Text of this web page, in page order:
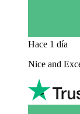
Hace 1 día
Nice and